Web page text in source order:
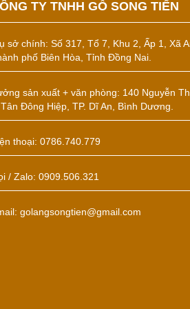
TY TNHH GỖ SONG TIẾN
sở chính: Số 317, Tổ 7, Khu 2, Ấp 1, Xã
phố Biên Hòa, Tỉnh Đồng Nai.
sản xuất + văn phòng: 140 Nguyễn
Tân Đông Hiệp, TP. Dĩ An, Bình Dương.
thoại: 0786.740.779
/ Zalo: 0909.506.321
golangsongtien@gmail.com